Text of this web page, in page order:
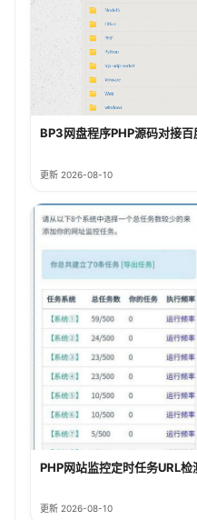
BP3网盘程序PHP源码对接
更新 2026-08-10
PHP网站监控定时任务URL检
更新 2026-08-10